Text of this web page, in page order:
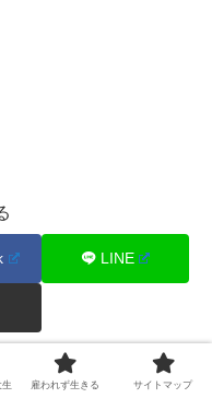
LINE
する
雇われず生きる サイトマップ